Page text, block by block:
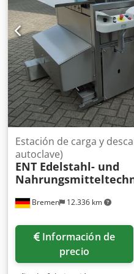
Bremen 12.336 km
Estación de carga y
autoclave)
ENT Edelstahl- und
Información de
precio